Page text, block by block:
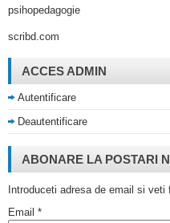
psihopedagogie
scribd.com
ACCES ADMIN
Autentificare
Deautentificare
ABONARE LA POSTARI
Introduceti adresa de email si
Email *